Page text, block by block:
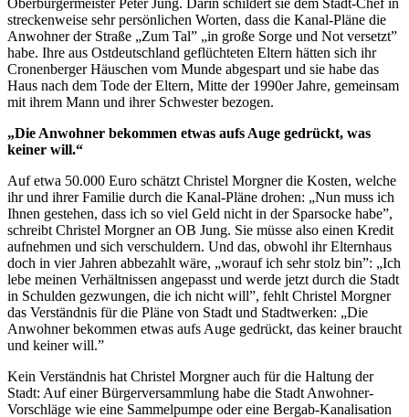
streckenweise sehr persönlichen Worten, dass die Kanal-Pläne die
Anwohner der Straße „Zum Tal” „in große Sorge und Not versetzt”
habe. Ihre aus Ostdeutschland geflüchteten Eltern hätten sich ihr
Cronenberger Häuschen vom Munde abgespart und sie habe das
Haus nach dem Tode der Eltern, Mitte der 1990er Jahre, gemeinsam
mit ihrem Mann und ihrer Schwester bezogen.
„Die Anwohner bekommen etwas aufs Auge gedrückt, was
keiner will.“
Auf etwa 50.000 Euro schätzt Christel Morgner die Kosten, welche
ihr und ihrer Familie durch die Kanal-Pläne drohen: „Nun muss ich
Ihnen gestehen, dass ich so viel Geld nicht in der Sparsocke habe”,
schreibt Christel Morgner an OB Jung. Sie müsse also einen Kredit
aufnehmen und sich verschuldern. Und das, obwohl ihr Elternhaus
doch in vier Jahren abbezahlt wäre, „worauf ich sehr stolz bin”: „Ich
lebe meinen Verhältnissen angepasst und werde jetzt durch die Stadt
in Schulden gezwungen, die ich nicht will”, fehlt Christel Morgner
das Verständnis für die Pläne von Stadt und Stadtwerken: „Die
Anwohner bekommen etwas aufs Auge gedrückt, das keiner braucht
und keiner will.”
Kein Verständnis hat Christel Morgner auch für die Haltung der
Stadt: Auf einer Bürgerversammlung habe die Stadt Anwohner-
Vorschläge wie eine Sammelpumpe oder eine Bergab-Kanalisation